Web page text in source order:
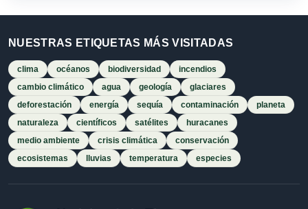
NUESTRAS ETIQUETAS MÁS VISITADAS
clima océanos biodiversidad
incendios
cambio climático
agua geología
glaciares
deforestación
energía sequía contaminación
planeta
naturaleza
científicos satélites
huracanes
medio ambiente
crisis climática
conservación
ecosistemas
lluvias temperatura especies